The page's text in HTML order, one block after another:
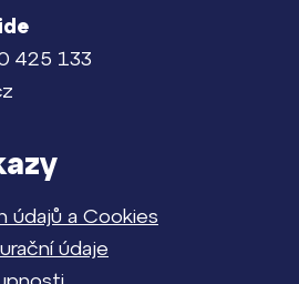
425 133
údajů a Cookies
údaje